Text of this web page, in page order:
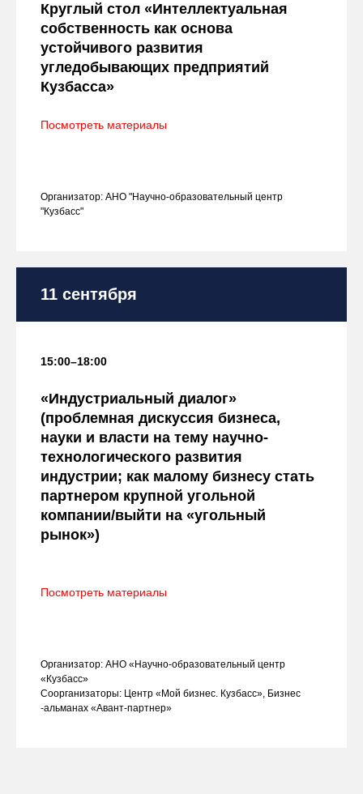
Круглый стол «Интеллектуальная
собственность как основа
устойчивого развития
угледобывающих предприятий
Кузбасса»
Посмотреть материалы
Организатор: АНО "Научно-образовательный центр
"Кузбасс"
11 сентября
15:00–18:00
«Индустриальный диалог»
(проблемная дискуссия бизнеса,
науки и власти на тему научно-
технологического развития
индустрии; как малому бизнесу стать
партнером крупной угольной
компании/выйти на «угольный
рынок»)
Посмотреть материалы
Организатор: АНО «Научно-образовательный центр
«Кузбасс»
Соорганизаторы: Центр «Мой бизнес. Кузбасс», Бизнес
-альманах «Авант-партнер»